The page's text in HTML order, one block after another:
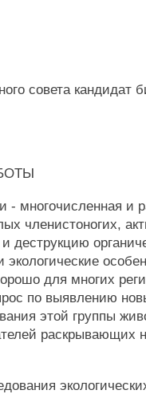
совета кандидат
- многочисленная и
членистоногих,
деструкцию
для многих
по выявлению
этой группы
раскрывающих